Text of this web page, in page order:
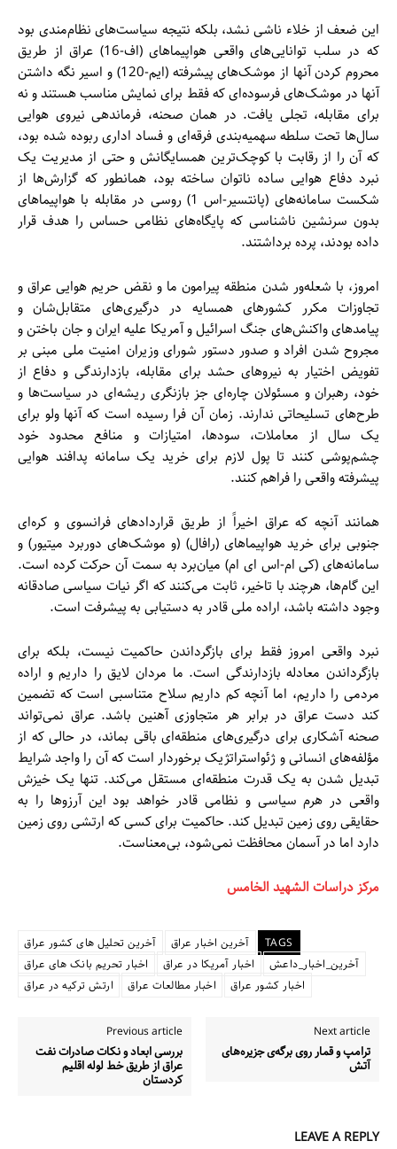
این ضعف از خلاء ناشی نشد، بلکه نتیجه سیاست‌های نظام‌مندی بود
که در سلب توانایی‌های واقعی هواپیماهای (اف-16) عراق از طریق
محروم کردن آنها از موشک‌های پیشرفته (ایم-120) و اسیر نگه داشتن
آنها در موشک‌های فرسوده‌ای که فقط برای نمایش مناسب هستند و نه
برای مقابله، تجلی یافت. در همان صحنه، فرماندهی نیروی هوایی
سال‌ها تحت سلطه سهمیه‌بندی فرقه‌ای و فساد اداری ربوده شده بود،
که آن را از رقابت با کوچک‌ترین همسایگانش و حتی از مدیریت یک
نبرد دفاع هوایی ساده ناتوان ساخته بود، همانطور که گزارش‌ها از
شکست سامانه‌های (پانتسیر-اس 1) روسی در مقابله با هواپیماهای
بدون سرنشین ناشناسی که پایگاه‌های نظامی حساس را هدف قرار
داده بودند، پرده برداشتند.
امروز، با شعله‌ور شدن منطقه پیرامون ما و نقض حریم هوایی عراق و
تجاوزات مکرر کشورهای همسایه در درگیری‌های متقابل‌شان و
پیامدهای واکنش‌های جنگ اسرائیل و آمریکا علیه ایران و جان باختن و
مجروح شدن افراد و صدور دستور شورای وزیران امنیت ملی مبنی بر
تفویض اختیار به نیروهای حشد برای مقابله، بازدارندگی و دفاع از
خود، رهبران و مسئولان چاره‌ای جز بازنگری ریشه‌ای در سیاست‌ها و
طرح‌های تسلیحاتی ندارند. زمان آن فرا رسیده است که آنها ولو برای
یک سال از معاملات، سودها، امتیازات و منافع محدود خود
چشم‌پوشی کنند تا پول لازم برای خرید یک سامانه پدافند هوایی
پیشرفته واقعی را فراهم کنند.
همانند آنچه که عراق اخیراً از طریق قراردادهای فرانسوی و کره‌ای
جنوبی برای خرید هواپیماهای (رافال) (و موشک‌های دوربرد میتیور) و
سامانه‌های (کی ام-اس ای ام) میان‌برد به سمت آن حرکت کرده است.
این گام‌ها، هرچند با تاخیر، ثابت می‌کنند که اگر نیات سیاسی صادقانه
وجود داشته باشد، اراده ملی قادر به دستیابی به پیشرفت است.
نبرد واقعی امروز فقط برای بازگرداندن حاکمیت نیست، بلکه برای
بازگرداندن معادله بازدارندگی است. ما مردان لایق را داریم و اراده
مردمی را داریم، اما آنچه کم داریم سلاح متناسبی است که تضمین
کند دست عراق در برابر هر متجاوزی آهنین باشد. عراق نمی‌تواند
صحنه آشکاری برای درگیری‌های منطقه‌ای باقی بماند، در حالی که از
مؤلفه‌های انسانی و ژئواستراتژیک برخوردار است که آن را واجد شرایط
تبدیل شدن به یک قدرت منطقه‌ای مستقل می‌کند. تنها یک خیزش
واقعی در هرم سیاسی و نظامی قادر خواهد بود این آرزوها را به
حقایقی روی زمین تبدیل کند. حاکمیت برای کسی که ارتشی روی زمین
دارد اما در آسمان محافظت نمی‌شود، بی‌معناست.
مرکز دراسات الشهيد الخامس
TAGS آخرین اخبار عراق
آخرین تحلیل های کشور عراق
آخرین_اخبار_داعش
اخبار آمریکا در عراق
اخبار تحریم بانک های عراق
اخبار کشور عراق
اخبار مطالعات عراق ارتش ترکیه در عراق
Previous article
بررسی ابعاد و نکات صادرات نفت
عراق از طریق خط لوله اقلیم
کردستان
Next article
ترامپ و قمار روی برگه‌ی جزیره‌های
آتش
LEAVE A REPLY